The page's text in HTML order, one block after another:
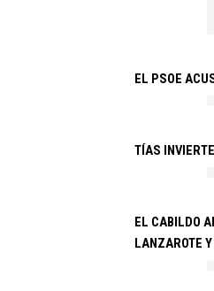
EL PSOE
TÍAS
EL CABILDO
LANZAROTE